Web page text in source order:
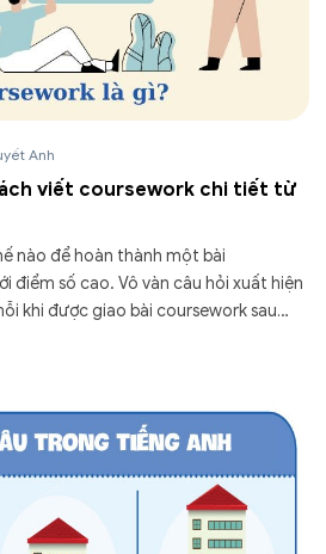
Anh
viết coursework chi tiết từ
nào để hoàn thành một bài
điểm số cao. Vô vàn câu hỏi xuất hiện
khi được giao bài coursework sau